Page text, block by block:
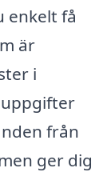
enkelt få
är
i
uppgifter
från
ger dig